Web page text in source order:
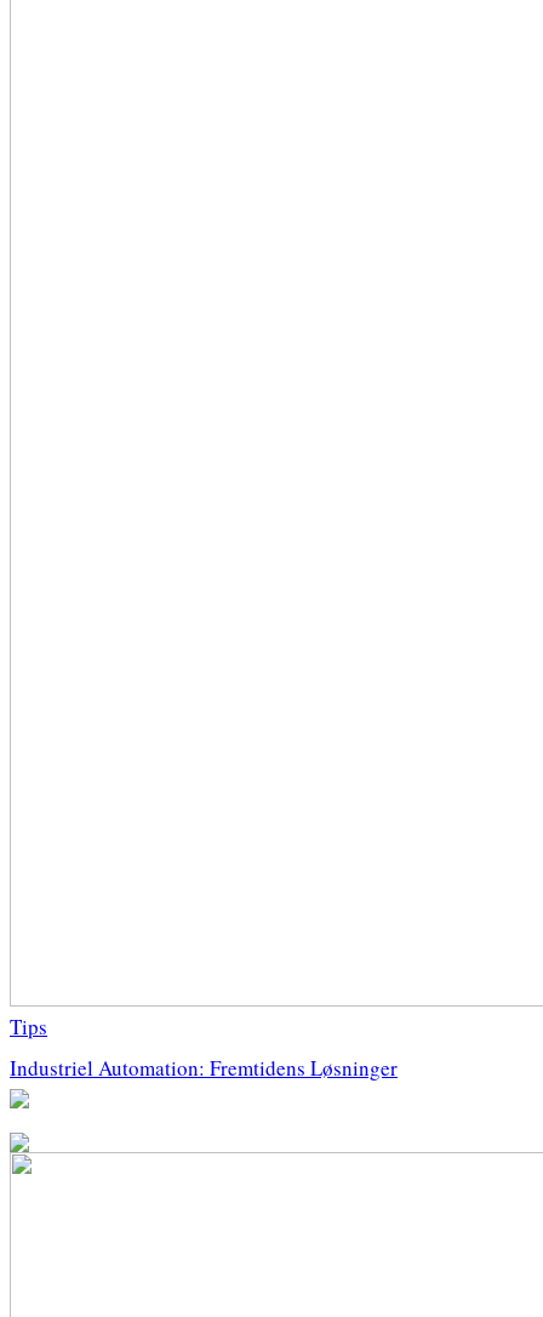
Tips
Industriel Automation: Fremtidens Løsninger